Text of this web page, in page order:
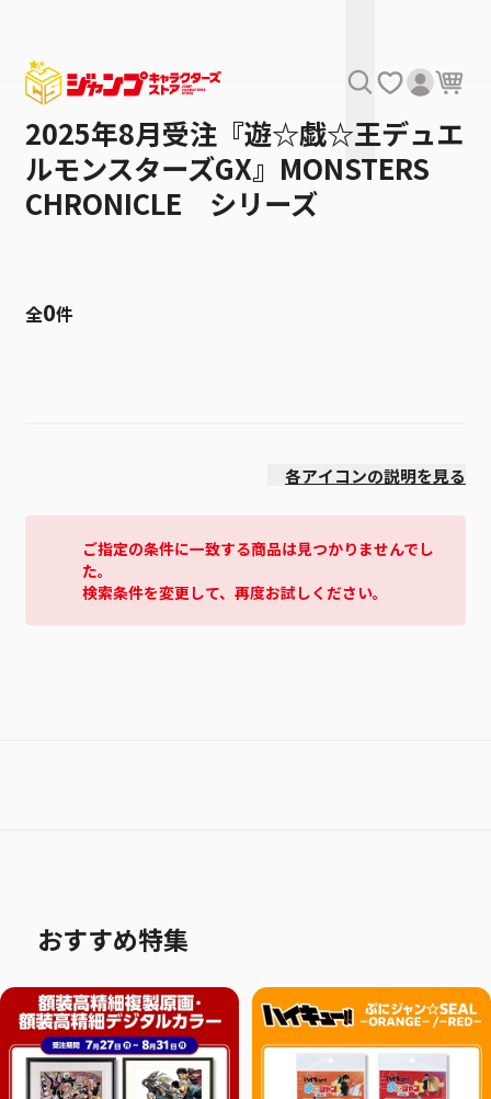
2025年8月受注『遊☆戯☆王デュエ
ルモンスターズGX』MONSTERS
CHRONICLE シリーズ
全0件
各アイコンの説明を見る
ご指定の条件に一致する商品は見つかりませんでし
た。
検索条件を変更して、再度お試しください。
おすすめ特集